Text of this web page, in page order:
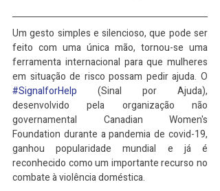
Um gesto simples e silencioso, que pode ser
feito com uma única mão, tornou-se uma
ferramenta internacional para que mulheres
#SignalforHelp (Sinal por Ajuda),
desenvolvido pela organização não
governamental Canadian Women's
Foundation durante a pandemia de covid-19,
ganhou popularidade mundial e já é
reconhecido como um importante recurso no
combate à violência doméstica.